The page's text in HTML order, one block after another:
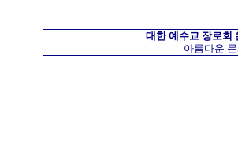
대한 예수교 장로회
아름다운